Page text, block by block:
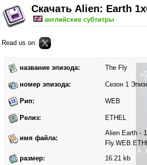
Скачать Alien: Earth
английские субтитры
Read us on:
название эпизода: The Fly
номер эпизода: Сезон 1
Рип: WEB
Релиз: ETHEL
имя файла:
Alien Earth -
размер:
16.21 kb